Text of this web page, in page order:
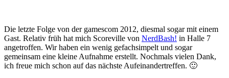
Die letzte Folge von der gamescom 2012, diesmal sogar mit einem
Gast. Relativ früh hat mich Scoreville von NerdBash! in Halle 7
angetroffen. Wir haben ein wenig gefachsimpelt und sogar
gemeinsam eine kleine Aufnahme erstellt. Nochmals vielen Dank,
ich freue mich schon auf das nächste Aufeinandertreffen. 🙂